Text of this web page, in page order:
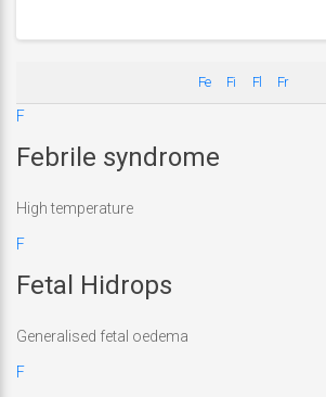
Fe Fi Fl Fr
F
Febrile syndrome
High temperature
actualizare
iunie
2018
F
Fetal Hidrops
Generalised fetal oedema
F